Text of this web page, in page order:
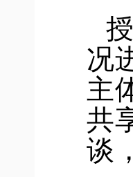
况
主
共
谈